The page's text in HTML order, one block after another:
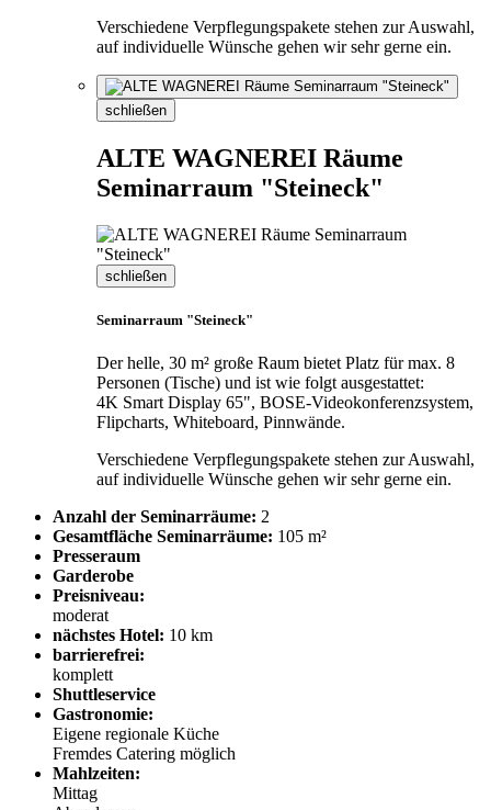
Verschiedene Verpflegungspakete stehen zur Auswahl,
auf individuelle Wünsche gehen wir sehr gerne ein.
schließen
ALTE WAGNEREI Räume
Seminarraum "Steineck"
schließen
Seminarraum "Steineck"
Der helle, 30 m² große Raum bietet Platz für max. 8
Personen (Tische) und ist wie folgt ausgestattet:
4K Smart Display 65", BOSE-Videokonferenzsystem,
Flipcharts, Whiteboard, Pinnwände.
Verschiedene Verpflegungspakete stehen zur Auswahl,
auf individuelle Wünsche gehen wir sehr gerne ein.
Anzahl der Seminarräume: 2
Gesamtfläche Seminarräume: 105 m²
Presseraum
Garderobe
Preisniveau:
moderat
nächstes Hotel: 10 km
barrierefrei:
komplett
Shuttleservice
Gastronomie:
Eigene regionale Küche
Fremdes Catering möglich
Mahlzeiten:
Mittag